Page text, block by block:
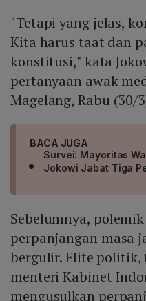
"Tetapi yang jelas,
Kita harus taat dan
konstitusi," kata
pertanyaan awak
Magelang, Rabu (30/
BACA JUGA
Survei: Mayoritas
Jokowi Jabat Tiga
Sebelumnya,
perpanjangan masa
bergulir. Elite politik,
menteri Kabinet
mengusulkan